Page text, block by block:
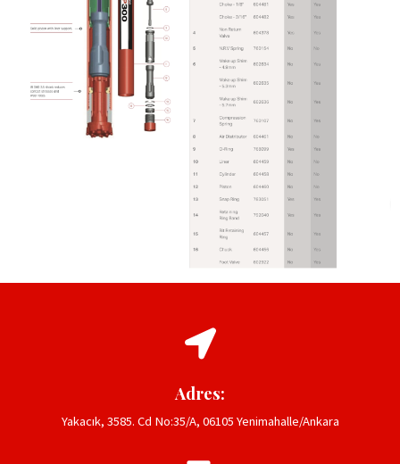
Adres:
Yakacık, 3585. Cd No:35/A, 06105 Yenimahalle/Ankara